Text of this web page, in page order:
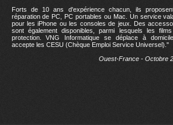
Forts de 10 ans d'expérience chacun, ils
réparation de PC, PC portables ou Mac. Un service
pour les iPhone ou les consoles de jeux. Des
sont également disponibles, parmi lesquels les
protection. VNG Informatique se déplace à
accepte les CESU (Chèque Emploi Service Universel)."
Ouest-France - Octobre